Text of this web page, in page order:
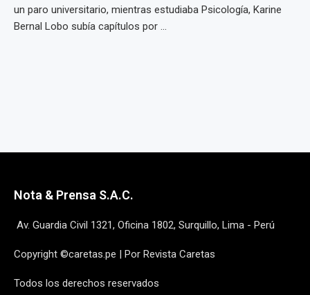
un paro universitario, mientras estudiaba Psicología, Karine
Bernal Lobo subía capítulos por ...
Nota & Prensa S.A.C.
Av. Guardia Civil 1321, Oficina 1802, Surquillo, Lima - Perú
Copyright ©caretas.pe | Por Revista Caretas
Todos los derechos reservados